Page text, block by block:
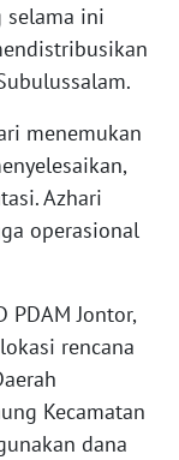
selama ini
menemukan
Azhari
operasional
PDAM Jontor,
rencana
Kecamatan
dana